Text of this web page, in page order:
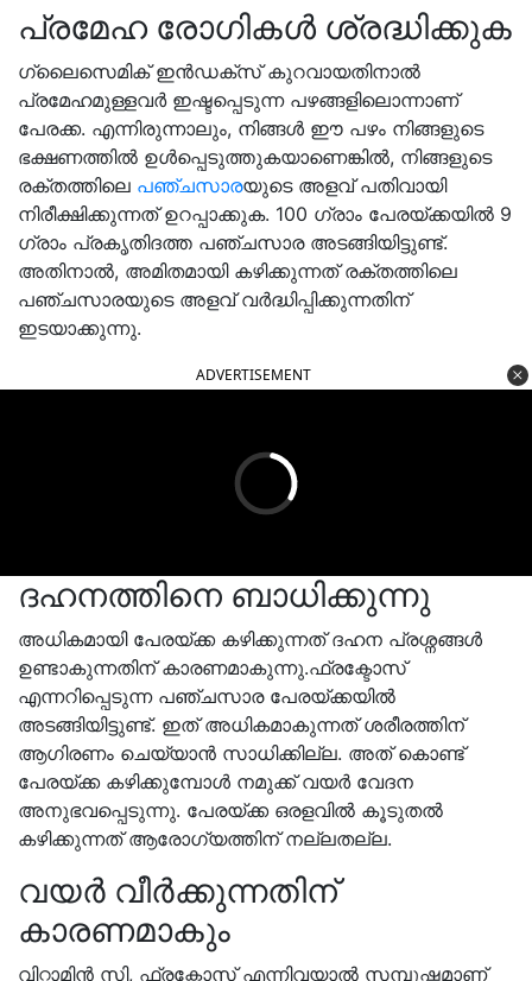
പ്രമേഹ രോഗികൾ ശ്രദ്ധിക്കുക
ഗ്ലൈസെമിക് ഇൻഡക്സ് കുറവായതിനാൽ
പ്രമേഹമുള്ളവർ ഇഷ്ടപ്പെടുന്ന പഴങ്ങളിലൊന്നാണ്
പേരക്ക. എന്നിരുന്നാലും, നിങ്ങൾ ഈ പഴം നിങ്ങളുടെ
ഭക്ഷണത്തിൽ ഉൾപ്പെടുത്തുകയാണെങ്കിൽ, നിങ്ങളുടെ
രക്തത്തിലെ പഞ്ചസാരയുടെ അളവ് പതിവായി
നിരീക്ഷിക്കുന്നത് ഉറപ്പാക്കുക. 100 ഗ്രാം പേരയ്ക്കയിൽ 9
ഗ്രാം പ്രകൃതിദത്ത പഞ്ചസാര അടങ്ങിയിട്ടുണ്ട്.
അതിനാൽ, അമിതമായി കഴിക്കുന്നത് രക്തത്തിലെ
പഞ്ചസാരയുടെ അളവ് വർദ്ധിപ്പിക്കുന്നതിന്
ഇടയാക്കുന്നു.
ADVERTISEMENT
ദഹനത്തിനെ ബാധിക്കുന്നു
അധികമായി പേരയ്ക്ക കഴിക്കുന്നത് ദഹന പ്രശ്നങ്ങൾ
ഉണ്ടാകുന്നതിന് കാരണമാകുന്നു.ഫ്രക്ടോസ്
എന്നറിപ്പെടുന്ന പഞ്ചസാര പേരയ്ക്കയിൽ
അടങ്ങിയിട്ടുണ്ട്. ഇത് അധികമാകുന്നത് ശരീരത്തിന്
ആഗിരണം ചെയ്യാൻ സാധിക്കില്ല. അത് കൊണ്ട്
പേരയ്ക്ക കഴിക്കുമ്പോൾ നമുക്ക് വയർ വേദന
അനുഭവപ്പെടുന്നു. പേരയ്ക്ക ഒരളവിൽ കൂടുതൽ
കഴിക്കുന്നത് ആരോഗ്യത്തിന് നല്ലതല്ല.
വയർ വീർക്കുന്നതിന്
കാരണമാകും
വിറ്റാമിൻ സി, ഫ്രക്ടോസ് എന്നിവയാൽ സമ്പുഷ്ടമാണ്